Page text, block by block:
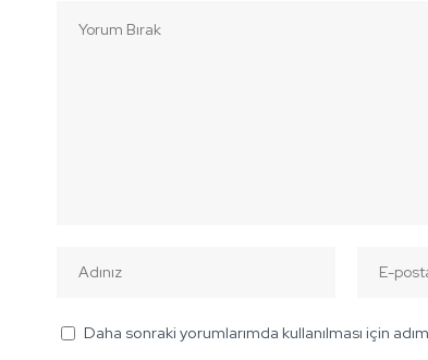
Daha sonraki yorumlarımda kullanılması için